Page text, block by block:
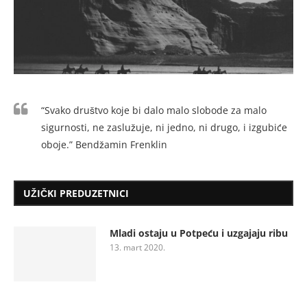
“Svako društvo koje bi dalo malo slobode za malo
sigurnosti, ne zaslužuje, ni jedno, ni drugo, i izgubiće
oboje.” Bendžamin Frenklin
UŽIČKI PREDUZETNICI
Mladi ostaju u Potpeću i uzgajaju ribu
13. mart 2020.